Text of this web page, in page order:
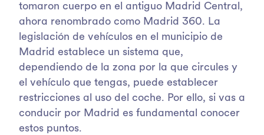
tomaron cuerpo en el antiguo Madrid Central,
ahora renombrado como Madrid 360. La
legislación de vehículos en el municipio de
Madrid establece un sistema que,
dependiendo de la zona por la que circules y
el vehículo que tengas, puede establecer
restricciones al uso del coche. Por ello, si vas a
conducir por Madrid es fundamental conocer
estos puntos.